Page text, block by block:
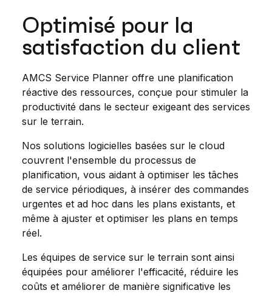
Optimisé pour la
satisfaction du client
AMCS Service Planner offre une planification
réactive des ressources, conçue pour stimuler la
productivité dans le secteur exigeant des services
sur le terrain.
Nos solutions logicielles basées sur le cloud
couvrent l'ensemble du processus de
planification, vous aidant à optimiser les tâches
de service périodiques, à insérer des commandes
urgentes et ad hoc dans les plans existants, et
même à ajuster et optimiser les plans en temps
réel.
Les équipes de service sur le terrain sont ainsi
équipées pour améliorer l'efficacité, réduire les
coûts et améliorer de manière significative les